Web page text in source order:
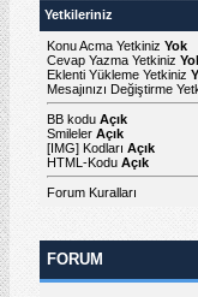
Yetkileriniz
Konu Acma Yetkiniz Yok
Cevap Yazma Yetkiniz
Eklenti Yükleme Yetkiniz
Mesajınızı Değiştirme
BB kodu Açık
Smileler Açık
[IMG] Kodları Açık
HTML-Kodu Açık
Forum Kuralları
FORUM